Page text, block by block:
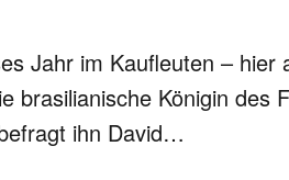
Jahr im Kaufleuten –
Königin
ihn David…